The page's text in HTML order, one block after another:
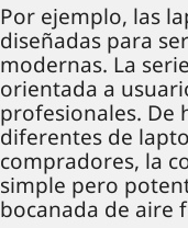
Por ejemplo, las
diseñadas para
modernas. La serie
orientada a
profesionales. De
diferentes de
compradores, la
simple pero
bocanada de aire